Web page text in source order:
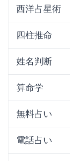
西洋占星術
四柱推命
姓名判断
算命学
無料占い
電話占い